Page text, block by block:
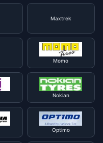
Maxtrek
Momo
Nokian
Optimo